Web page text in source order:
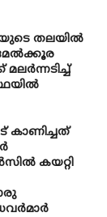
തലയില്‍
കാണിച്ചത്
കയറ്റി